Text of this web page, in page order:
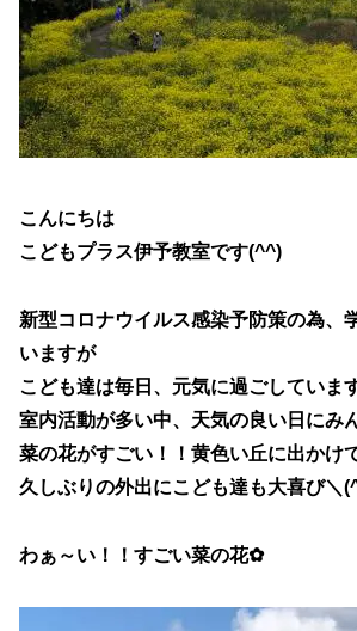
こんにちは
こどもプラス伊予教室です(^^)
新型コロナウイルス感染予防策の為、
いますが
こども達は毎日、元気に過ごしていま
室内活動が多い中、天気の良い日にみ
菜の花がすごい！！黄色い丘に出かけ
久しぶりの外出にこども達も大喜び＼
わぁ～い！！すごい菜の花✿